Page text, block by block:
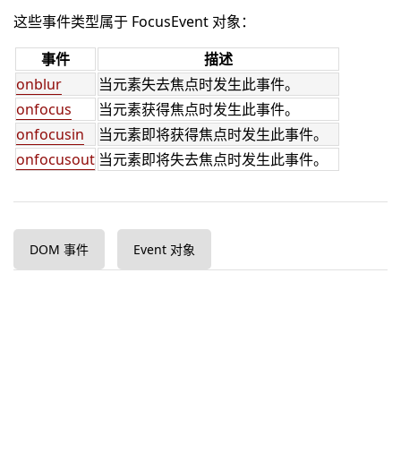
这些事件类型属于 FocusEvent 对象：
事件
描述
onblur
当元素失去焦点时发生此事件。
onfocus
当元素获得焦点时发生此事件。
onfocusin
当元素即将获得焦点时发生此事件。
onfocusout 当元素即将失去焦点时发生此事件。
DOM 事件 Event 对象